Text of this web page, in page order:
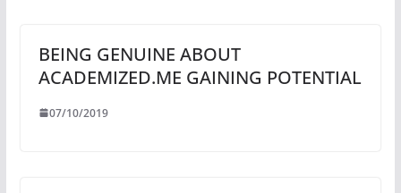
BEING GENUINE ABOUT
ACADEMIZED.ME GAINING POTENTIAL
07/10/2019